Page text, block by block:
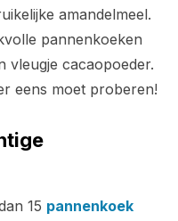
amandelmeel.
pannenkoeken
vleugje cacaopoeder.
eens moet proberen!
15 pannenkoek